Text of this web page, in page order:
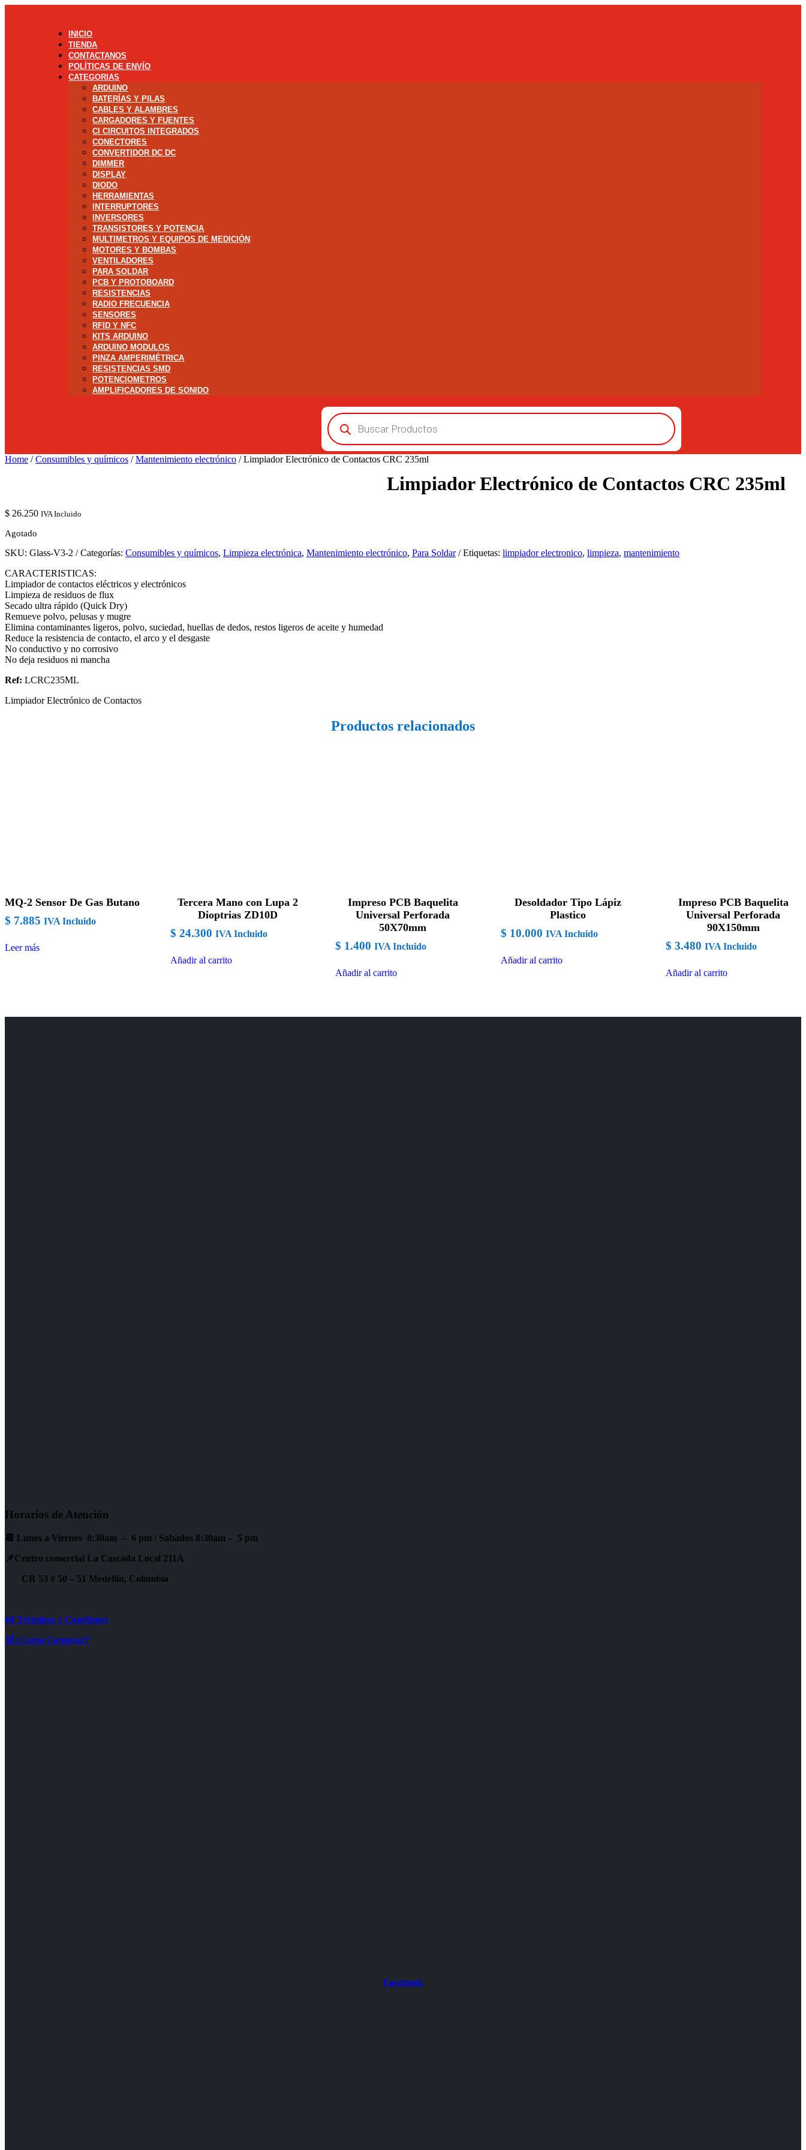
INICIO
TIENDA
CONTACTANOS
POLÍTICAS DE ENVÍO
CATEGORIAS
ARDUINO
BATERÍAS Y PILAS
CABLES Y ALAMBRES
CARGADORES Y FUENTES
CI CIRCUITOS INTEGRADOS
CONECTORES
CONVERTIDOR DC DC
DIMMER
DISPLAY
DIODO
HERRAMIENTAS
INTERRUPTORES
INVERSORES
TRANSISTORES Y POTENCIA
MULTIMETROS Y EQUIPOS DE MEDICIÓN
MOTORES Y BOMBAS
VENTILADORES
PARA SOLDAR
PCB Y PROTOBOARD
RESISTENCIAS
RADIO FRECUENCIA
SENSORES
RFID Y NFC
KITS ARDUINO
ARDUINO MODULOS
PINZA AMPERIMÉTRICA
RESISTENCIAS SMD
POTENCIOMETROS
AMPLIFICADORES DE SONIDO
Búsqueda
de
productos
Home /Consumibles y químicos /Mantenimiento electrónico / Limpiador Electrónico de Contactos CRC 235ml
Limpiador Electrónico de Contactos CRC 235ml
$ 26.250 IVA Incluido
Agotado
SKU: Glass-V3-2 Categorías: Consumibles y químicos, Limpieza electrónica, Mantenimiento electrónico, Para Soldar Etiquetas: limpiador electronico, limpieza, mantenimiento
CARACTERISTICAS:
Limpiador de contactos eléctricos y electrónicos
Limpieza de residuos de flux
Secado ultra rápido (Quick Dry)
Remueve polvo, pelusas y mugre
Elimina contaminantes ligeros, polvo, suciedad, huellas de dedos, restos ligeros de aceite y humedad
Reduce la resistencia de contacto, el arco y el desgaste
No conductivo y no corrosivo
No deja residuos ni mancha
Ref: LCRC235ML
Limpiador Electrónico de Contactos
Productos relacionados
MQ-2 Sensor De Gas Butano
$ 7.885 IVA Incluido
Leer más
Tercera Mano con Lupa 2
Dioptrias ZD10D
$ 24.300 IVA Incluido
Añadir al carrito
Impreso PCB Baquelita
Universal Perforada
50X70mm
$ 1.400 IVA Incluido
Añadir al carrito
Desoldador Tipo Lápiz
Plastico
$ 10.000 IVA Incluido
Añadir al carrito
Impreso PCB Baquelita
Universal Perforada
90X150mm
$ 3.480 IVA Incluido
Añadir al carrito
Horarios de Atención
📆 Lunes a Viernes 8:30am – 6 pm / Sabados 8:30am – 5 pm
📌Centro comercial La Cascada Local 211A
CR 53 # 50 – 51 Medellin, Colombia
📜 Terminos y Condiones
🛒¿Como Comprar?
Facebook